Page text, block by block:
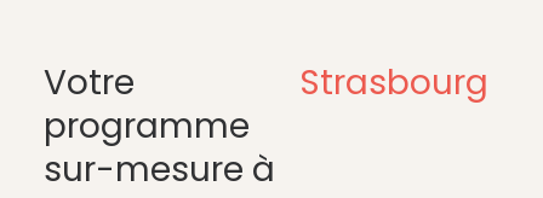
Votre
programme
sur-mesure à
Strasbourg